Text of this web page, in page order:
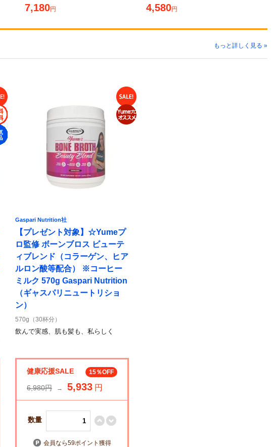
7,180円 4,580円
もっと詳しく見る »
Gaspari Nutrition社
【プレゼント対象】☆Yumeプ
ロ監修 ボーンブロス ビューテ
ィブレンド（コラーゲン、ヒア
ルロン酸等配合） ※コーヒー
ミルク 570g Gaspari Nutrition
（ギャスパリニュートリショ
ン）
570g（30杯分）
飲んで実感、肌も髪も、私らしく
15％OFF
健康応援SALE
6,980円 → 5,933 円
数量
会員なら59ポイント獲得